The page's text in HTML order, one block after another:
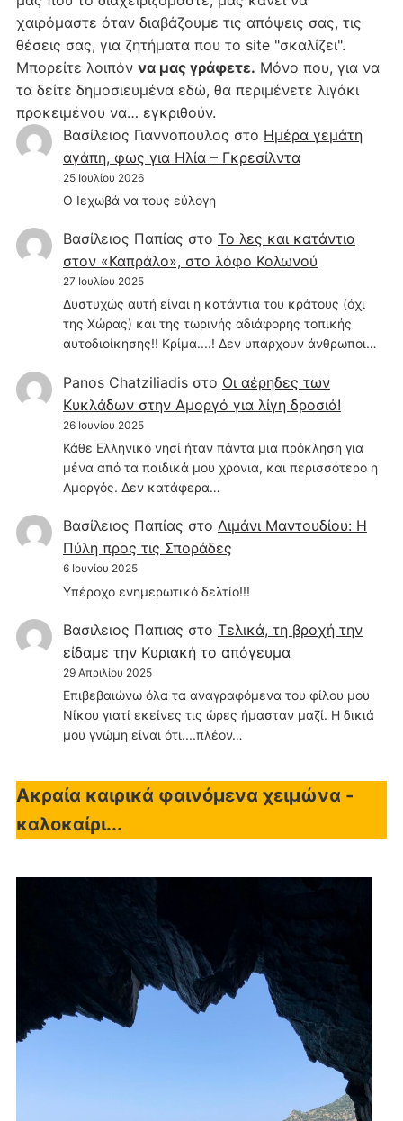
χαιρόμαστε όταν διαβάζουμε τις απόψεις σας, τις
θέσεις σας, για ζητήματα που το site "σκαλίζει".
Μπορείτε λοιπόν να μας γράφετε. Μόνο που, για να
τα δείτε δημοσιευμένα εδώ, θα περιμένετε λιγάκι
προκειμένου να… εγκριθούν.
Βασίλειος Γιαννοπουλος στο Hμέρα γεμάτη
αγάπη, φως για Ηλία – Γκρεσίλντα
25 Ιουλίου 2026
Ο Ιεχωβά να τους εύλογη
Βασίλειος Παπίας στο Το λες και κατάντια
στον «Καπράλο», στο λόφο Κολωνού
27 Ιουλίου 2025
Δυστυχώς αυτή είναι η κατάντια του κράτους (όχι
της Χώρας) και της τωρινής αδιάφορης τοπικής
αυτοδιοίκησης!! Κρίμα....! Δεν υπάρχουν άνθρωποι…
Panos Chatziliadisστο Οι αέρηδες των
Κυκλάδων στην Αμοργό για λίγη δροσιά!
26 Ιουνίου 2025
Κάθε Ελληνικό νησί ήταν πάντα μια πρόκληση για
μένα από τα παιδικά μου χρόνια, και περισσότερο η
Αμοργός. Δεν κατάφερα…
Βασίλειος Παπίας στο Λιμάνι Μαντουδίου: Η
Πύλη προς τις Σποράδες
6 Ιουνίου 2025
Υπέροχο ενημερωτικό δελτίο!!!
Βασιλειος Παπιας στο Τελικά, τη βροχή την
είδαμε την Κυριακή το απόγευμα
29 Απριλίου 2025
Επιβεβαιώνω όλα τα αναγραφόμενα του φίλου μου
Νίκου γιατί εκείνες τις ώρες ήμασταν μαζί. Η δικιά
μου γνώμη είναι ότι....πλέον…
Ακραία καιρικά φαινόμενα χειμώνα -
καλοκαίρι...